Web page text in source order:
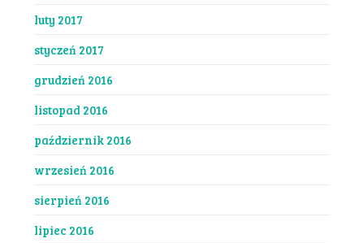
luty 2017
styczeń 2017
grudzień 2016
listopad 2016
październik 2016
wrzesień 2016
sierpień 2016
lipiec 2016